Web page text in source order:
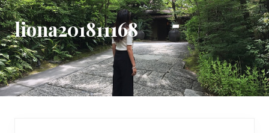
ま
れ
の
SARA
の
liona201811168